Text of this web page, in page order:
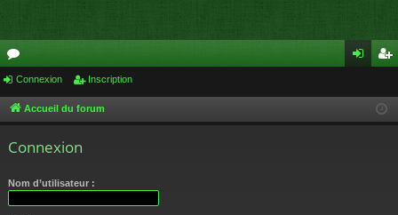
or
u cri
Connexion Inscription
Accueil du forum
Connexion
Nom d’utilisateur :